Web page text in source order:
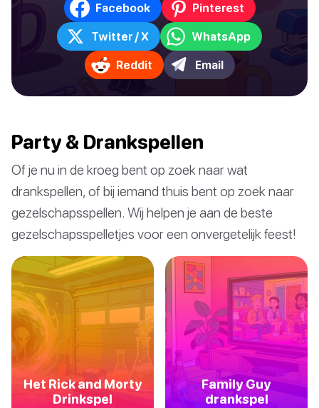
Facebook Pinterest
Twitter / X WhatsApp
Reddit Email
Party & Drankspellen
Of je nu in de kroeg bent op zoek naar wat
drankspellen, of bij iemand thuis bent op zoek naar
gezelschapsspellen. Wij helpen je aan de beste
gezelschapsspelletjes voor een onvergetelijk feest!
Het Rick and Morty
Drinkspel
Family Guy
drankspel